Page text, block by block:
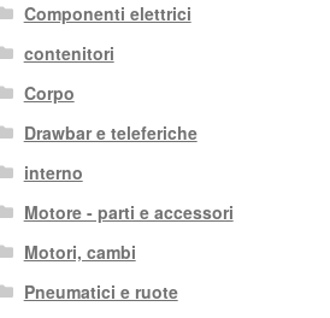
Componenti elettrici
contenitori
Corpo
Drawbar e teleferiche
interno
Motore - parti e accessori
Motori, cambi
Pneumatici e ruote